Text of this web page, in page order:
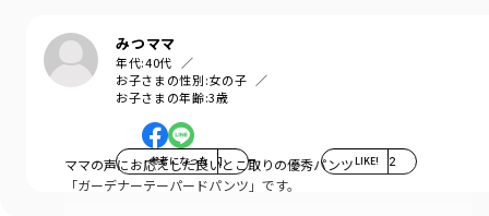
みつママ
年代:40代
お子さまの性別:女の子
お子さまの年齢:3歳
参考になった 1 LIKE! 2
ママの声にお応えした良いとこ取りの優秀パンツ
「ガーデナーテーパードパンツ」です。